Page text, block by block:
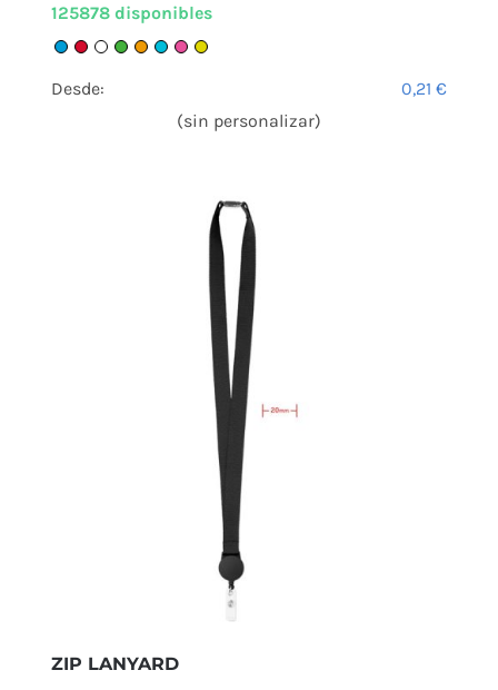
125878 disponibles
Desde: 0,21€
(sin personalizar)
ZIP LANYARD